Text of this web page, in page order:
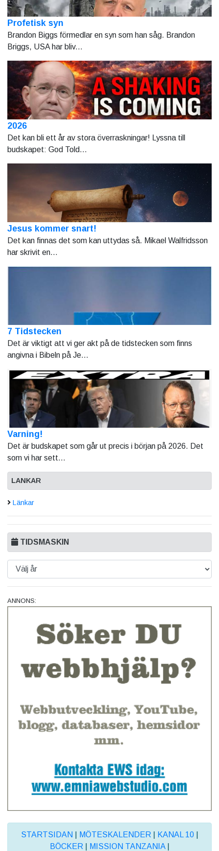
Profetisk syn
Brandon Biggs förmedlar en syn som han såg. Brandon
Briggs, USA har bliv...
2026
Det kan bli ett år av stora överraskningar! Lyssna till
budskapet: God Told...
Jesus kommer snart!
Det kan finnas det som kan uttydas så. Mikael Walfridsson
har skrivit en...
7 Tidstecken
Det är viktigt att vi ger akt på de tidstecken som finns
angivna i Bibeln på Je...
Varning!
Det är budskapet som går ut precis i början på 2026. Det
som vi har sett...
LANKAR
Länkar
TIDSMASKIN
ANNONS:
STARTSIDAN MÖTESKALENDER KANAL 10|
BÖCKER
MISSION TANZANIA|